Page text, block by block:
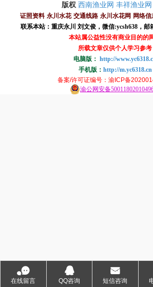
版权 西南渔业网 丰祥渔业网
证照资料 永川水花 交通线路 永川水花网 网络信
联系本站：重庆永川 刘文俊， 微信:ycsh638 ， 邮
本站属公益性没有商业目的的
所载文章仅供个人学习参考
电脑版： http://
手机版： http://m.yc6318.cn
备案/许可证编号：渝ICP备
渝公网安备
󰂮
在线留言
󰇇
QQ咨询
󰄸
短信咨询